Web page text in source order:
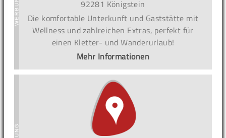
92281 Königstein
Die komfortable Unterkunft und Gaststätte mit
Wellness und zahlreichen Extras, perfekt für
einen Kletter- und Wanderurlaub!
Mehr Informationen